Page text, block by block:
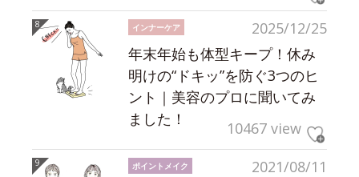
2025/12/25
インナーケア
年末年始も体型キープ！休み
明けの“ドキッ”を防ぐ3つのヒ
ント｜美容のプロに聞いてみ
ました！
10467 view
2021/08/11
ポイントメイク